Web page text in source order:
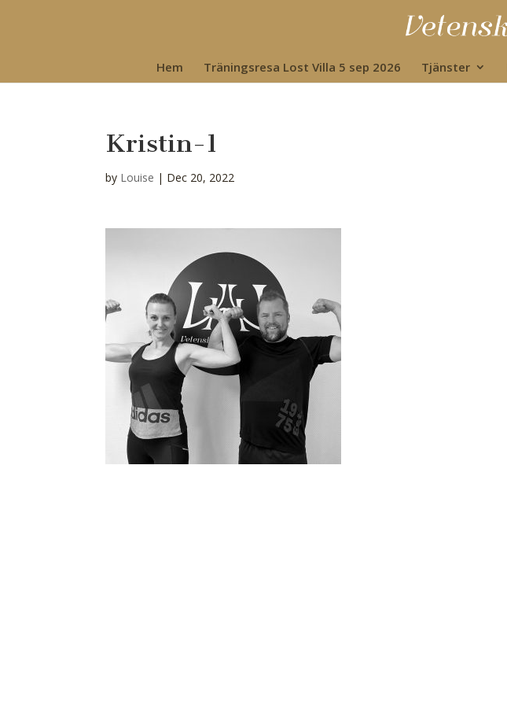
Hem Träningsresa Lost Villa 5 sep 2026 Tjänster
Kristin-1
by Louise | Dec 20, 2022